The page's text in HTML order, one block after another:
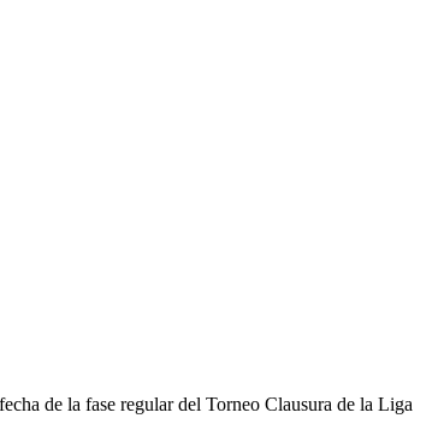
de la fase regular del Torneo Clausura de la Liga